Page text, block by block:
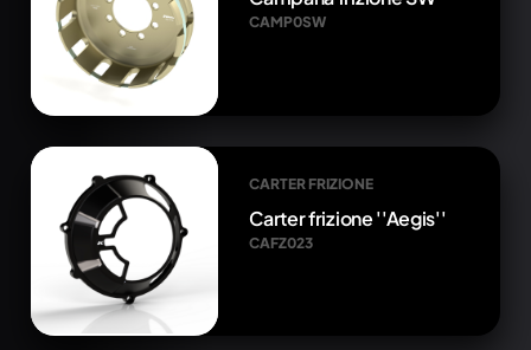
CAMP0SW
CARTER FRIZIONE
Carter frizione ''Aegis''
CAFZ023